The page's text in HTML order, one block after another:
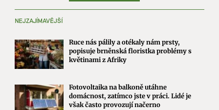
NEJZAJÍMAVĚJŠÍ
Ruce nás pálily a otékaly nám prsty,
popisuje brněnská floristka problémy s
květinami z Afriky
Fotovoltaika na balkoně utáhne
domácnost, zatímco jste v práci. Lidé je
však často provozují načerno